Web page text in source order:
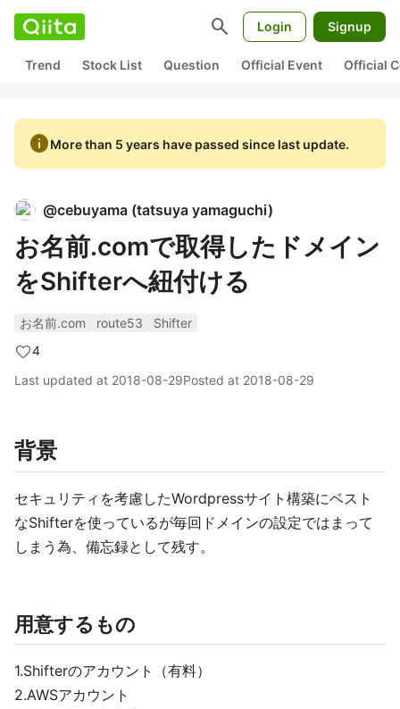
search Login Signup
Trend Stock List Question Official Event Official
infoMore than 5 years have passed since last update.
@cebuyama (tatsuya yamaguchi)
お名前.comで取得したドメイン
をShifterへ紐付ける
お名前.com route53
Shifter
4
Last updated at 2018-08-29Posted at 2018-08-29
背景
セキュリティを考慮したWordpressサイト構築にベスト
なShifterを使っているが毎回ドメインの設定ではまって
しまう為、備忘録として残す。
用意するもの
1.Shifterのアカウント（有料）
2.AWSアカウント